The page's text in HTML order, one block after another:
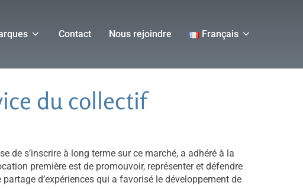
Contact Nous rejoindre Français
du collectif
de s’inscrire à long terme sur ce marché, a adhéré à la
première est de promouvoir, représenter et défendre
d’expériences qui a favorisé le développement de